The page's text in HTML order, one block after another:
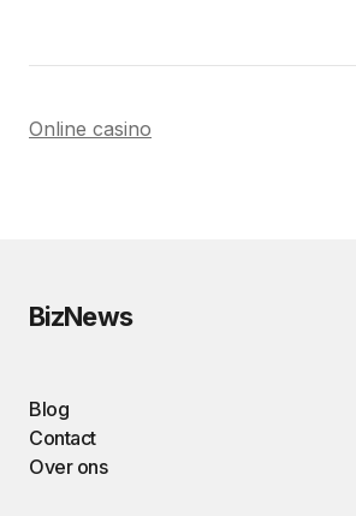
Online casino
BizNews
Blog
Contact
Over ons